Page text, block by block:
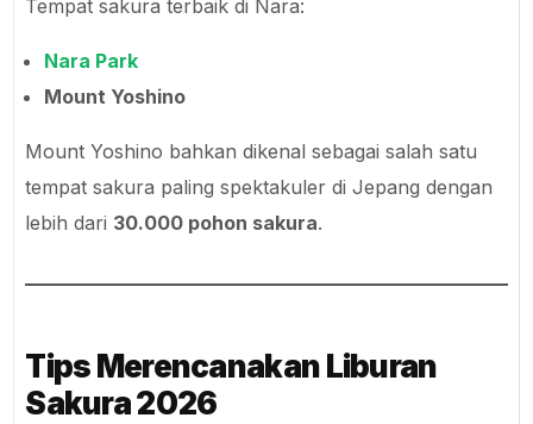
Tempat sakura terbaik di Nara:
Nara Park
Mount Yoshino
Mount Yoshino bahkan dikenal sebagai salah satu
tempat sakura paling spektakuler di Jepang dengan
lebih dari 30.000 pohon sakura.
Tips Merencanakan Liburan
Sakura 2026